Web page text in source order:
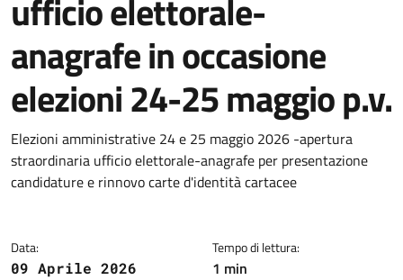
ufficio elettorale-
anagrafe in occasione
elezioni 24-25 maggio p.v.
Dettagli della notizia
Elezioni amministrative 24 e 25 maggio 2026 -apertura
straordinaria ufficio elettorale-anagrafe per presentazione
candidature e rinnovo carte d'identità cartacee
Data:
09 Aprile 2026
Tempo di lettura:
1 min